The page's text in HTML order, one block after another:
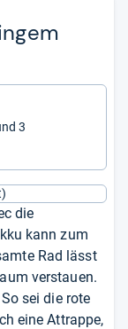
3
die
kann zum
Rad lässt
verstauen.
sei die rote
eine Attrappe,